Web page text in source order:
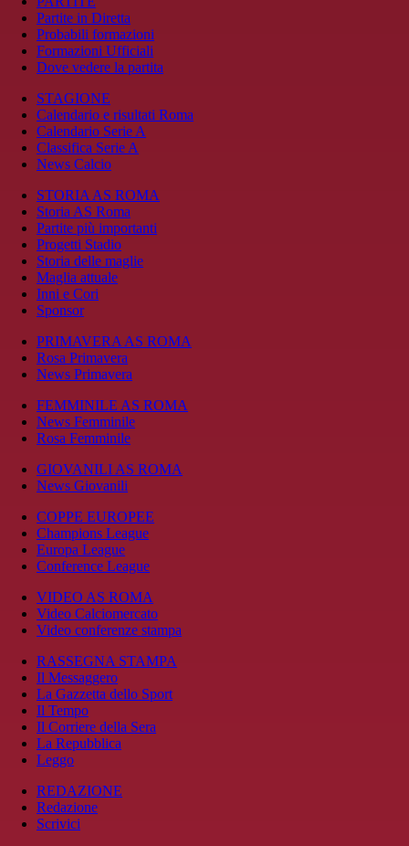
Partite in Diretta
Probabili formazioni
Formazioni Ufficiali
Dove vedere la partita
STAGIONE
Calendario e risultati Roma
Calendario Serie A
Classifica Serie A
News Calcio
STORIA AS ROMA
Storia AS Roma
Partite più importanti
Progetti Stadio
Storia delle maglie
Maglia attuale
Inni e Cori
Sponsor
PRIMAVERA AS ROMA
Rosa Primavera
News Primavera
FEMMINILE AS ROMA
News Femminile
Rosa Femminile
GIOVANILI AS ROMA
News Giovanili
COPPE EUROPEE
Champions League
Europa League
Conference League
VIDEO AS ROMA
Video Calciomercato
Video conferenze stampa
RASSEGNA STAMPA
Il Messaggero
La Gazzetta dello Sport
Il Tempo
Il Corriere della Sera
La Repubblica
Leggo
REDAZIONE
Redazione
Scrivici